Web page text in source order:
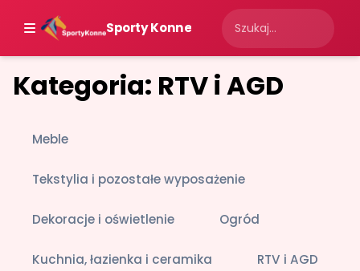
Sporty Konne
Kategoria: RTV i AGD
Meble
Tekstylia i pozostałe wyposażenie
Dekoracje i oświetlenie Ogród
Kuchnia, łazienka i ceramika RTV i AGD